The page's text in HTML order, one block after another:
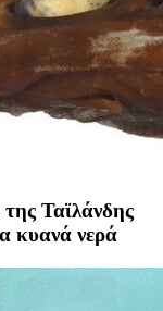
Ταϊλάνδης
κυανά νερά